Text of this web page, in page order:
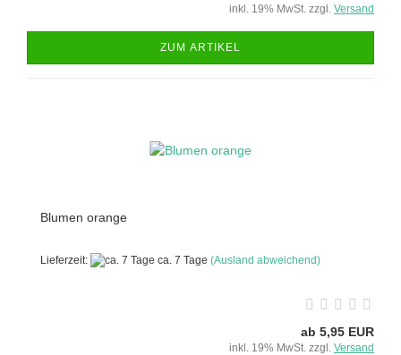
inkl. 19% MwSt. zzgl. Versand
ZUM ARTIKEL
Blumen orange
Lieferzeit: ca. 7 Tage (Ausland abweichend)
ab 5,95 EUR
inkl. 19% MwSt. zzgl. Versand